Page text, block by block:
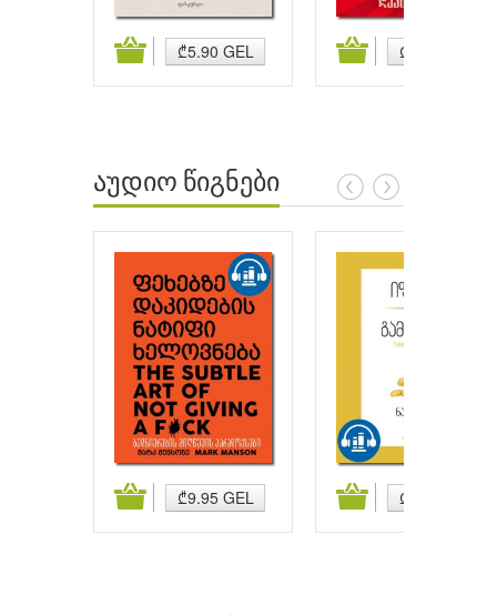
₾5.90 GEL ₾5.90 GEL
კალათაში დამატება კალათაში დამატება
აუდიო წიგნები
₾9.95 GEL ₾9.95 GEL
კალათაში დამატება კალათაში დამატება